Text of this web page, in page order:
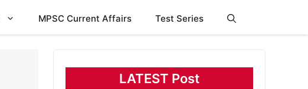
MPSC Current Affairs Test Series
LATEST Post